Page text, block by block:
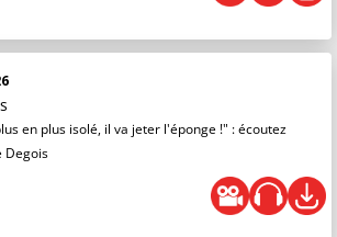
en plus isolé, il va jeter l'éponge !" : écoutez
Degois